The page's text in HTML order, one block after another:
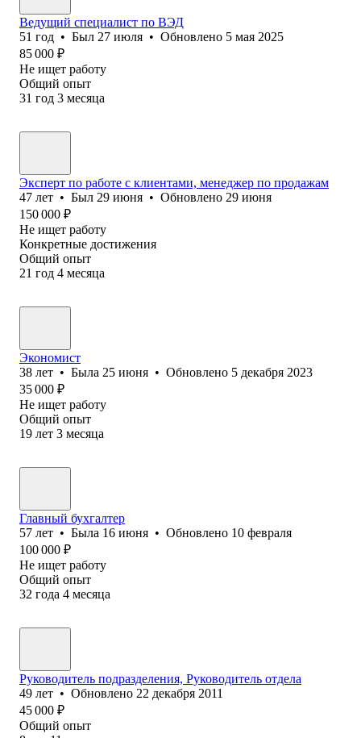
Ведущий специалист по ВЭД
51 год • Был 27 июля • Обновлено 5 мая 2025
85 000 ₽
Не ищет работу
Общий опыт
31 год 3 месяца
Эксперт по работе с клиентами, менеджер по продажам
47 лет • Был 29 июня • Обновлено 29 июня
150 000 ₽
Не ищет работу
Конкретные достижения
Общий опыт
21 год 4 месяца
Экономист
38 лет • Была 25 июня • Обновлено 5 декабря 2023
35 000 ₽
Не ищет работу
Общий опыт
19 лет 3 месяца
Главный бухгалтер
57 лет • Была 16 июня • Обновлено 10 февраля
100 000 ₽
Не ищет работу
Общий опыт
32 года 4 месяца
Руководитель подразделения, Руководитель отдела
49 лет • Обновлено 22 декабря 2011
45 000 ₽
Общий опыт